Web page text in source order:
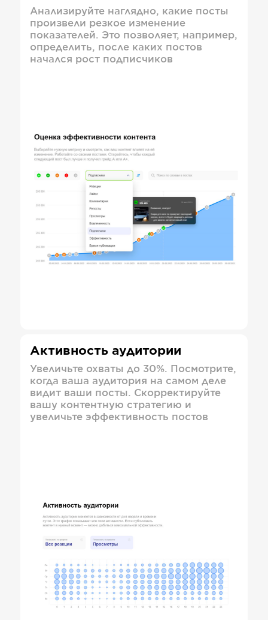
Анализируйте наглядно, какие посты
произвели резкое изменение
показателей. Это позволяет, например,
определить, после каких постов
начался рост подписчиков
Активность аудитории
Увеличьте охваты до 30%. Посмотрите,
когда ваша аудитория на самом деле
видит ваши посты. Скорректируйте
вашу контентную стратегию и
увеличьте эффективность постов